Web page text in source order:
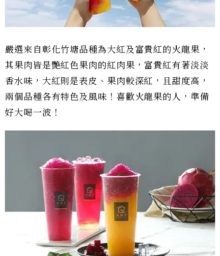
嚴選來自彰化竹塘品種為大紅及富貴紅的火龍果，
其果肉皆是艷紅色果肉的紅肉果，富貴紅有著淡淡
香水味，大紅則是表皮、果肉較深紅，且甜度高，
兩個品種各有特色及風味！喜歡火龍果的人，準備
好大喝一波！